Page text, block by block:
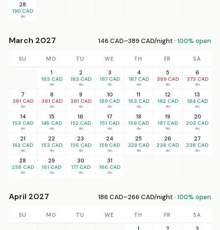
28
190 CAD
4n
March 2027 146 CAD–389 CAD/night · 100% open
SU MO TU WE TH FR
SA
1
183 CAD
4n
2
183 CAD
4n
3
187 CAD
4n
4
187 CAD
4n
5
389 CAD
4n
6
373 CAD
4n
7
381 CAD
4n
8
381 CAD
4n
9
381 CAD
4n
10
189 CAD
4n
11
163 CAD
4n
12
182 CAD
4n
13
184 CAD
4n
14
153 CAD
4n
15
146 CAD
4n
16
152 CAD
4n
17
151 CAD
4n
18
159 CAD
4n
19
187 CAD
4n
20
203 CAD
4n
21
162 CAD
4n
22
153 CAD
4n
23
156 CAD
4n
24
159 CAD
4n
25
229 CAD
4n
26
238 CAD
4n
27
238 CAD
4n
28
238 CAD
4n
29
161 CAD
4n
30
177 CAD
4n
31
166 CAD
4n
April 2027 186 CAD–266 CAD/night · 100% open
SU MO TU WE TH FR
SA
1
2 3